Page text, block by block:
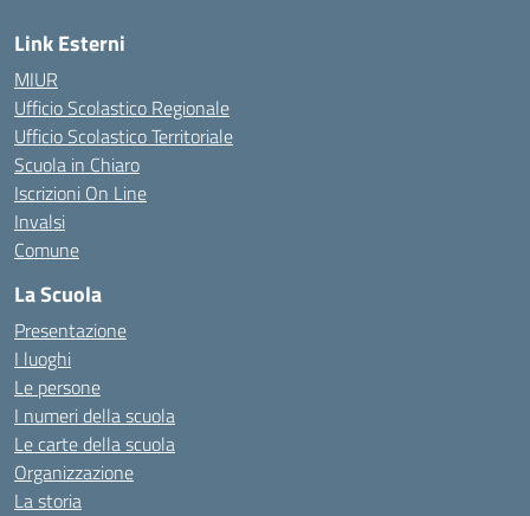
Link Esterni
MIUR
Ufficio Scolastico Regionale
Ufficio Scolastico Territoriale
Scuola in Chiaro
Iscrizioni On Line
Invalsi
Comune
La Scuola
Presentazione
I luoghi
Le persone
I numeri della scuola
Le carte della scuola
Organizzazione
La storia